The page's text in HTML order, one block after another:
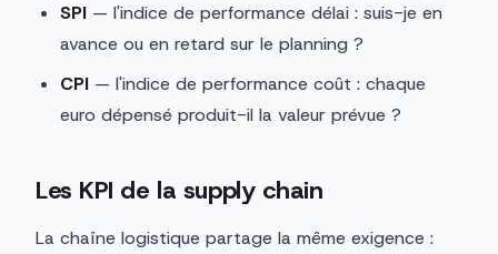
SPI — l'indice de performance délai : suis-je en
avance ou en retard sur le planning ?
CPI — l'indice de performance coût : chaque
euro dépensé produit-il la valeur prévue ?
Les KPI de la supply chain
La chaîne logistique partage la même exigence :